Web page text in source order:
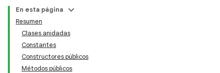
En esta página
Resumen
Clases anidadas
Constantes
Constructores públicos
Métodos públicos